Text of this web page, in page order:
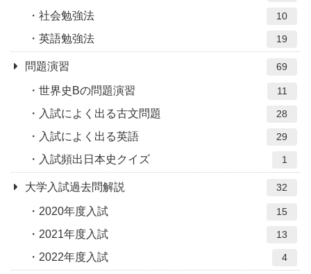
社会勉強法 10
英語勉強法 19
問題演習 69
世界史Bの問題演習 11
入試によく出る古文問題 28
入試によく出る英語 29
入試頻出日本史クイズ 1
大学入試過去問解説 32
2020年度入試 15
2021年度入試 13
2022年度入試 4